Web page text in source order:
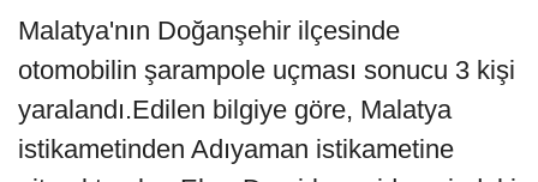
Malatya'nın Doğanşehir ilçesinde
otomobilin şarampole uçması sonucu 3 kişi
yaralandı.Edilen bilgiye göre, Malatya
istikametinden Adıyaman istikametine